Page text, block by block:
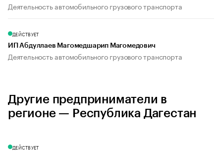
Деятельность автомобильного грузового транспорта
ДЕЙСТВУЕТ
ИП Абдуллаев Магомедшарип Магомедович
Деятельность автомобильного грузового транспорта
Другие предприниматели в
регионе — Республика Дагестан
ДЕЙСТВУЕТ